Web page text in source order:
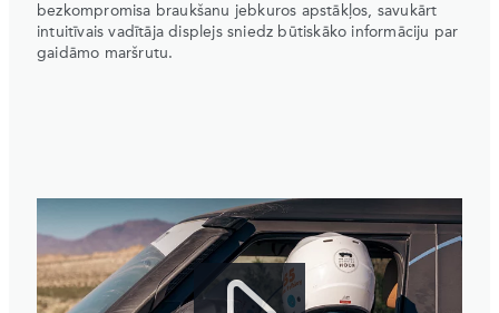
bezkompromisa braukšanu jebkuros apstākļos, savukārt
intuitīvais vadītāja displejs sniedz būtiskāko informāciju par
gaidāmo maršrutu.